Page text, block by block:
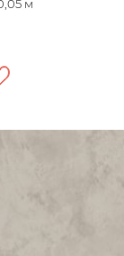
м